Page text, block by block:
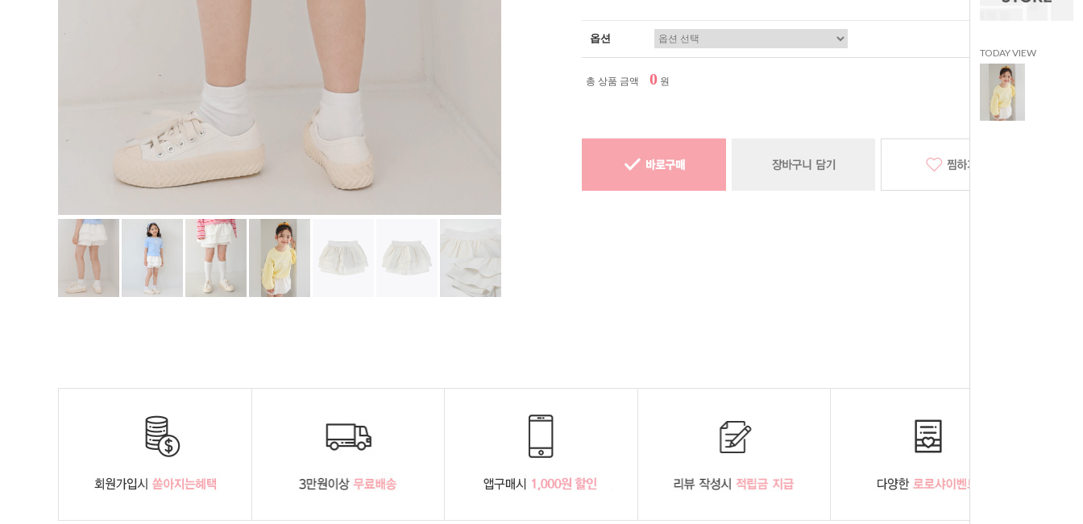
TODAY VIEW
옵션
총 상품 금액 0 원